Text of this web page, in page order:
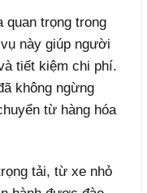
quan trọng trong
này giúp người
tiết kiệm chi phí.
không ngừng
từ hàng hóa
tải, từ xe nhỏ